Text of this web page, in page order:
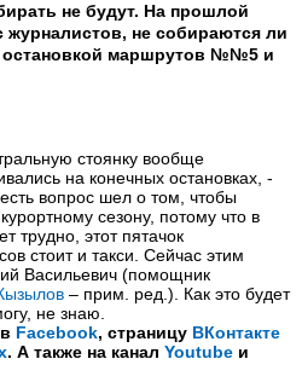
не будут. На прошлой
журналистов, не собираются ли
остановкой маршрутов №№5 и
стоянку вообще
на конечных остановках, -
есть вопрос шел о том, чтобы
сезону, потому что в
трудно, этот пятачок
стоит и такси. Сейчас этим
Васильевич (помощник
– прим. ред.). Как это будет
не знаю.
Facebook, страницу ВКонтакте
. А также на канал Youtube и